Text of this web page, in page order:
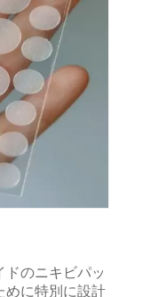
のニキビパッ
めに特別に設計